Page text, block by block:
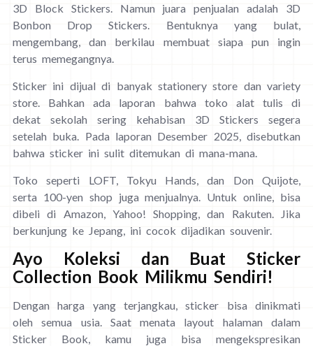
3D Block Stickers. Namun juara penjualan adalah 3D
Bonbon Drop Stickers. Bentuknya yang bulat,
mengembang, dan berkilau membuat siapa pun ingin
terus memegangnya.
Sticker ini dijual di banyak stationery store dan variety
store. Bahkan ada laporan bahwa toko alat tulis di
dekat sekolah sering kehabisan 3D Stickers segera
setelah buka. Pada laporan Desember 2025, disebutkan
bahwa sticker ini sulit ditemukan di mana-mana.
Toko seperti LOFT, Tokyu Hands, dan Don Quijote,
serta 100-yen shop juga menjualnya. Untuk online, bisa
dibeli di Amazon, Yahoo! Shopping, dan Rakuten. Jika
berkunjung ke Jepang, ini cocok dijadikan souvenir.
Ayo Koleksi dan Buat Sticker
Collection Book Milikmu Sendiri!
Dengan harga yang terjangkau, sticker bisa dinikmati
oleh semua usia. Saat menata layout halaman dalam
Sticker Book, kamu juga bisa mengekspresikan